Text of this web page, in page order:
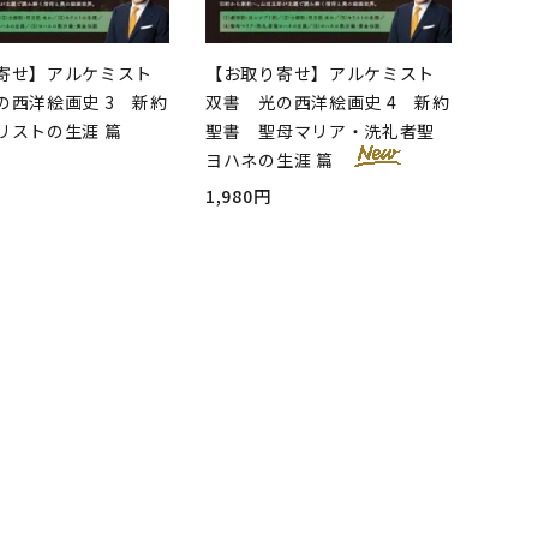
せ】アルケミスト
西洋絵画史 3 新約
ストの生涯 篇
【お取り寄せ】アルケミスト
双書 光の西洋絵画史 4 新約
聖書 聖母マリア・洗礼者聖
ヨハネの生涯 篇
1,980円